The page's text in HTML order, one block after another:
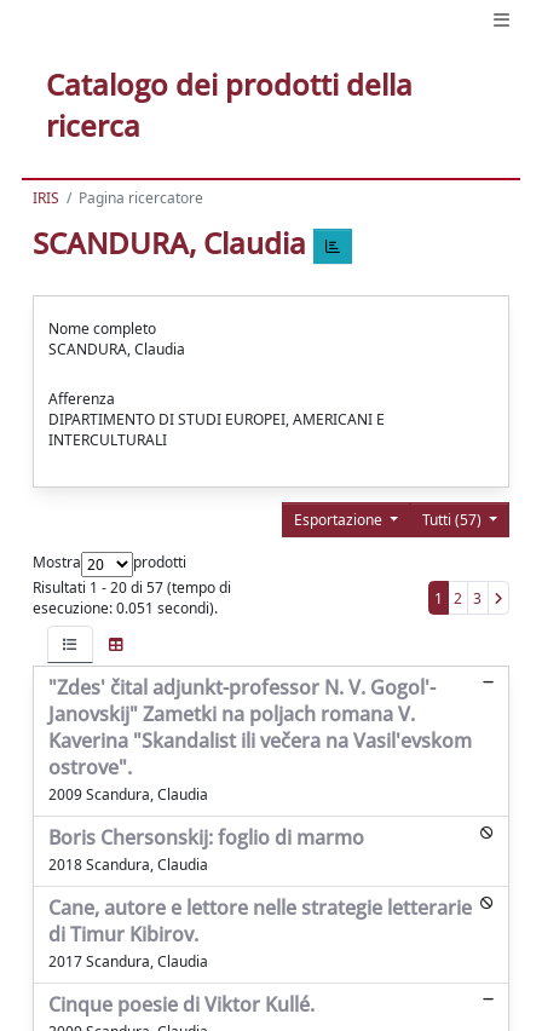
Catalogo dei prodotti della
ricerca
IRIS Pagina ricercatore
SCANDURA, Claudia
Nome completo
SCANDURA, Claudia
Afferenza
DIPARTIMENTO DI STUDI EUROPEI, AMERICANI E
INTERCULTURALI
Tutti (57)
Esportazione
Mostra
prodotti
Risultati 1 - 20 di 57 (tempo di
esecuzione: 0.051 secondi).
1 2 3
"Zdes' čital adjunkt-professor N. V. Gogol'-
Janovskij" Zametki na poljach romana V.
Kaverina "Skandalist ili večera na Vasil'evskom
ostrove".
2009 Scandura, Claudia
Boris Chersonskij: foglio di marmo
2018 Scandura, Claudia
Cane, autore e lettore nelle strategie letterarie
di Timur Kibirov.
2017 Scandura, Claudia
Cinque poesie di Viktor Kullé.